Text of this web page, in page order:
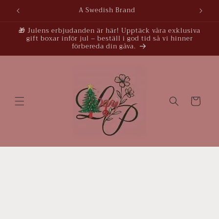
vidare
till
A Swedish Brand
🎁 Julens erbjudanden är här! Upptäck våra exklusiva
gift boxar inför jul – beställ i god tid så vi hinner
förbereda din gåva.
Varukorg